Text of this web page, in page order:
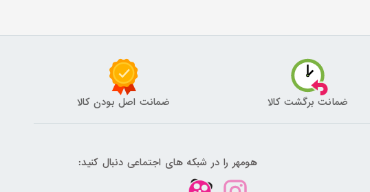
ضمانت برگشت کالا ضمانت اصل بودن کالا
هومهر را در شبکه های اجتماعی دنبال کنید: